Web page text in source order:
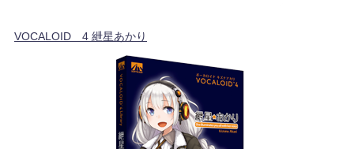
VOCALOID™4 紲星あかり